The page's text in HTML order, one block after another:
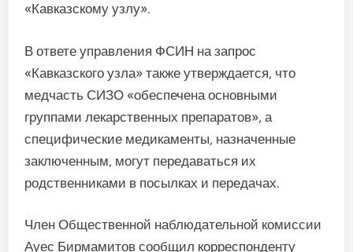
«Кавказскому узлу».
В ответе управления ФСИН на запрос
«Кавказского узла» также утверждается, что
медчасть СИЗО «обеспечена основными
группами лекарственных препаратов», а
специфические медикаменты, назначенные
заключенным, могут передаваться их
родственниками в посылках и передачах.
Член Общественной наблюдательной комиссии
Ауес Бирмамитов сообщил корреспонденту